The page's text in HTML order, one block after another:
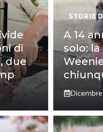
di
due
STORIE
A 14
solo: